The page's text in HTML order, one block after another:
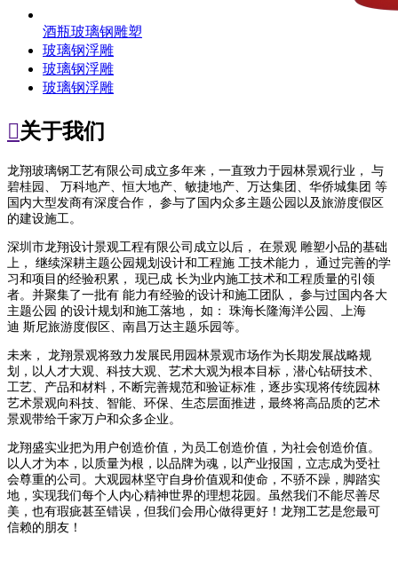
酒瓶玻璃钢雕塑
玻璃钢浮雕
玻璃钢浮雕
玻璃钢浮雕
关于我们
龙翔玻璃钢工艺有限公司成立多年来，一直致力于园林景观行业， 与
碧桂园、 万科地产、恒大地产、敏捷地产、万达集团、华侨城集团 等
国内大型发商有深度合作， 参与了国内众多主题公园以及旅游度假区
的建设施工。
深圳市龙翔设计景观工程有限公司成立以后， 在景观 雕塑小品的基础
上， 继续深耕主题公园规划设计和工程施 工技术能力， 通过完善的学
习和项目的经验积累， 现已成 长为业内施工技术和工程质量的引领
者。并聚集了一批有 能力有经验的设计和施工团队， 参与过国内各大
主题公园 的设计规划和施工落地， 如： 珠海长隆海洋公园、上海
迪 斯尼旅游度假区、南昌万达主题乐园等。
未来， 龙翔景观将致力发展民用园林景观市场作为长期发展战略规
划，以人才大观、科技大观、艺术大观为根本目标，潜心钻研技术、
工艺、产品和材料，不断完善规范和验证标准，逐步实现将传统园林
艺术景观向科技、智能、环保、生态层面推进，最终将高品质的艺术
景观带给千家万户和众多企业。
龙翔盛实业把为用户创造价值，为员工创造价值，为社会创造价值。
以人才为本，以质量为根，以品牌为魂，以产业报国，立志成为受社
会尊重的公司。大观园林坚守自身价值观和使命，不骄不躁，脚踏实
地，实现我们每个人内心精神世界的理想花园。虽然我们不能尽善尽
美，也有瑕疵甚至错误，但我们会用心做得更好！龙翔工艺是您最可
信赖的朋友！